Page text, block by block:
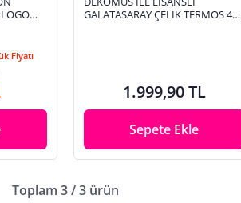
Fiyatı
GALATASARAY ÇELİK TERMOS 400
1.999,90 TL
Sepete Ekle
Toplam 3 / 3 ürün